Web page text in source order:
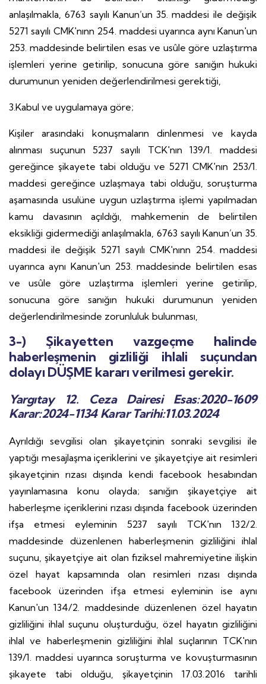
anlaşılmakla, 6763 sayılı Kanun’un 35. maddesi ile değişik
5271 sayılı CMK'nınn 254. maddesi uyarınca aynı Kanun'un
253. maddesinde belirtilen esas ve usûle göre uzlaştırma
işlemleri yerine getirilip, sonucuna göre sanığın hukuki
durumunun yeniden değerlendirilmesi gerektiği,
3.Kabul ve uygulamaya göre;
Kişiler arasındaki konuşmaların dinlenmesi ve kayda
alınması suçunun 5237 sayılı TCK'nın 139/1. maddesi
gereğince şikayete tabi olduğu ve 5271 CMK'nın 253/1.
maddesi gereğince uzlaşmaya tabi olduğu, soruşturma
aşamasında usulüne uygun uzlaştırma işlemi yapılmadan
kamu davasının açıldığı, mahkemenin de belirtilen
eksikliği gidermediği anlaşılmakla, 6763 sayılı Kanun’un 35.
maddesi ile değişik 5271 sayılı CMK'nınn 254. maddesi
uyarınca aynı Kanun'un 253. maddesinde belirtilen esas
ve usûle göre uzlaştırma işlemleri yerine getirilip,
sonucuna göre sanığın hukuki durumunun yeniden
değerlendirilmesinde zorunluluk bulunması,
3-) Şikayetten vazgeçme halinde
haberleşmenin gizliliği ihlali suçundan
dolayı DÜŞME kararı verilmesi gerekir.
Yargıtay 12. Ceza Dairesi Esas:2020-1609
Karar:2024-1134 Karar Tarihi:11.03.2024
Ayrıldığı sevgilisi olan şikayetçinin sonraki sevgilisi ile
yaptığı mesajlaşma içeriklerini ve şikayetçiye ait resimleri
şikayetçinin rızası dışında kendi facebook hesabından
yayınlamasına konu olayda; sanığın şikayetçiye ait
haberleşme içeriklerini rızası dışında facebook üzerinden
ifşa etmesi eyleminin 5237 sayılı TCK'nın 132/2.
maddesinde düzenlenen haberleşmenin gizliliğini ihlal
suçunu, şikayetçiye ait olan fiziksel mahremiyetine ilişkin
özel hayat kapsamında olan resimleri rızası dışında
facebook üzerinden ifşa etmesi eyleminin ise aynı
Kanun'un 134/2. maddesinde düzenlenen özel hayatın
gizliliğini ihlal suçunu oluşturduğu, özel hayatın gizliliğini
ihlal ve haberleşmenin gizliliğini ihlal suçlarının TCK'nın
139/1. maddesi uyarınca soruşturma ve kovuşturmasının
şikayete tabi olduğu, şikayetçinin 17.03.2016 tarihli